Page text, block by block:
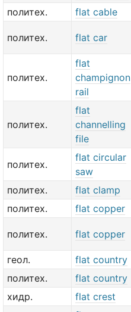
политех.
flat cable
политех. flat car
политех.
flat
champignon
rail
политех.
flat
channelling
file
политех.
flat circular
saw
политех. flat clamp
политех.
flat copper
политех. flat copper
геол.
flat country
политех.
flat country
хидр.
flat crest